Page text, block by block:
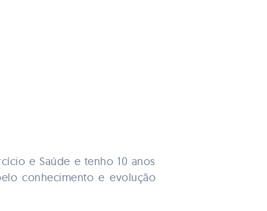
e Saúde e tenho 10 anos
conhecimento e evolução